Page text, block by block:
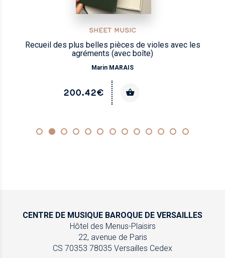
SHEET MUSIC
Recueil des plus belles pièces de violes avec les
agréments (avec boîte)
Marin MARAIS
200.42€
CENTRE DE MUSIQUE BAROQUE DE VERSAILLES
Hôtel des Menus-Plaisirs
22, avenue de Paris
CS 70353 78035 Versailles Cedex